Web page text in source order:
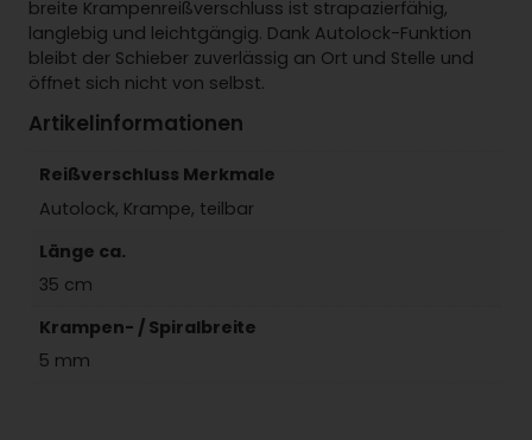
breite Krampenreißverschluss ist strapazierfähig,
langlebig und leichtgängig. Dank Autolock-Funktion
bleibt der Schieber zuverlässig an Ort und Stelle und
öffnet sich nicht von selbst.
Artikelinformationen
Reißverschluss Merkmale
Autolock, Krampe, teilbar
Länge ca.
35 cm
Krampen- / Spiralbreite
5 mm